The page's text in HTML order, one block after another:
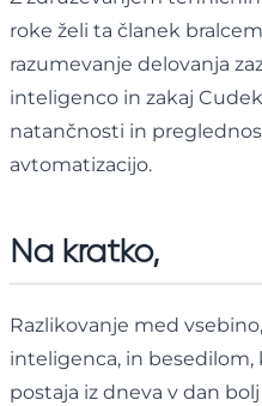
roke želi ta članek
razumevanje delovanja
inteligenco in zakaj
natančnosti in
avtomatizacijo.
Na kratko,
Razlikovanje med
inteligenca, in besedilom,
postaja iz dneva v dan